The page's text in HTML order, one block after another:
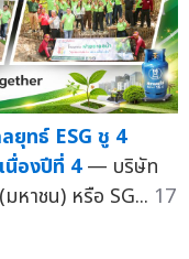
ยุทธ์ ESG ชู 4
นื่องปีที่ 4 — บริษัท
หาชน) หรือ SG... 17